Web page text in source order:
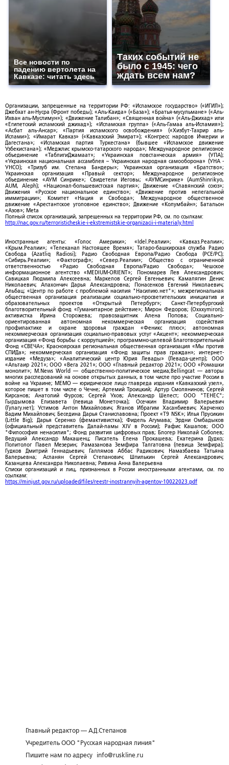
Все новости по
падению вертолета на
Кавказе: читать здесь
Таких событий не
было с 1945: чего
ждать всем нам?
Организации, запрещенные на территории РФ: «Исламское государство» («ИГИЛ»);
Джебхат ан-Нусра (Фронт победы); «Аль-Каида» («База»); «Братья-мусульмане» («Аль-
Ихван аль-Муслимун»); «Движение Талибан»; «Священная война» («Аль-Джихад» или
«Египетский исламский джихад»); «Исламская группа» («Аль-Гамаа аль-Исламия»);
«Асбат аль-Ансар»; «Партия исламского освобождения» («Хизбут-Тахрир аль-
Ислами»); «Имарат Кавказ» («Кавказский Эмират»); «Конгресс народов Ичкерии и
Дагестана»; «Исламская партия Туркестана» (бывшее «Исламское движение
Узбекистана»); «Меджлис крымско-татарского народа»; Международное религиозное
объединение «ТаблигиДжамаат»; «Украинская повстанческая армия» (УПА);
«Украинская национальная ассамблея – Украинская народная самооборона» (УНА -
УНСО); «Тризуб им. Степана Бандеры»; Украинская организация «Братство»;
Украинская организация «Правый сектор»; Международное религиозное
объединение «АУМ Синрике»; Свидетели Иеговы; «АУМСинрике» (AumShinrikyo,
AUM, Aleph); «Национал-большевистская партия»; Движение «Славянский союз»;
Движения «Русское национальное единство»; «Движение против нелегальной
иммиграции»; Комитет «Нация и Свобода»; Международное общественное
движение «Арестантское уголовное единство»; Движение «Колумбайн»; Батальон
«Азов»; Meta
Полный список организаций, запрещенных на территории РФ, см. по ссылкам:
http://nac.gov.ru/terroristicheskie-i-ekstremistskie-organizacii-i-materialy.html
Иностранные агенты: «Голос Америки»; «Idel.Реалии»; «Кавказ.Реалии»;
«Крым.Реалии»; «Телеканал Настоящее Время»; Татаро-башкирская служба Радио
Свобода (Azatliq Radiosi); Радио Свободная Европа/Радио Свобода (PCE/PC);
«Сибирь.Реалии»; «Фактограф»; «Север.Реалии»; Общество с ограниченной
ответственностью «Радио Свободная Европа/Радио Свобода»; Чешское
информационное агентство «MEDIUM-ORIENT»; Пономарев Лев Александрович;
Савицкая Людмила Алексеевна; Маркелов Сергей Евгеньевич; Камалягин Денис
Николаевич; Апахончич Дарья Александровна; Понасенков Евгений Николаевич;
Альбац; «Центр по работе с проблемой насилия "Насилию.нет"»; межрегиональная
общественная организация реализации социально-просветительских инициатив и
образовательных проектов «Открытый Петербург»; Санкт-Петербургский
благотворительный фонд «Гуманитарное действие»; Мирон Федоров; (Oxxxymiron);
активистка Ирина Сторожева; правозащитник Алена Попова; Социально-
ориентированная автономная некоммерческая организация содействия
профилактике и охране здоровья граждан «Феникс плюс»; автономная
некоммерческая организация социально-правовых услуг «Акцент»; некоммерческая
организация «Фонд борьбы с коррупцией»; программно-целевой Благотворительный
Фонд «СВЕЧА»; Красноярская региональная общественная организация «Мы против
СПИДа»; некоммерческая организация «Фонд защиты прав граждан»; интернет-
издание «Медуза»; «Аналитический центр Юрия Левады» (Левада-центр); ООО
«Альтаир 2021»; ООО «Вега 2021»; ООО «Главный редактор 2021»; ООО «Ромашки
монолит»; M.News World — общественно-политическое медиа;Bellingcat — авторы
многих расследований на основе открытых данных, в том числе про участие России в
войне на Украине; МЕМО — юридическое лицо главреда издания «Кавказский узел»,
которое пишет в том числе о Чечне; Артемий Троицкий; Артур Смолянинов; Сергей
Кирсанов; Анатолий Фурсов; Сергей Ухов; Александр Шелест; ООО "ТЕНЕС";
Гырдымова Елизавета (певица Монеточка); Осечкин Владимир Валерьевич
(Гулагу.нет); Устимов Антон Михайлович; Яганов Ибрагим Хасанбиевич; Харченко
Вадим Михайлович; Беседина Дарья Станиславовна; Проект «T9 NSK»; Илья Прусикин
(Little Big); Дарья Серенко (фемактивистка); Фидель Агумава; Эрдни Омбадыков
(официальный представитель Далай-ламы XIV в России); Рафис Кашапов; ООО
"Философия ненасилия"; Фонд развития цифровых прав; Блогер Николай Соболев;
Ведущий Александр Макашенц; Писатель Елена Прокашева; Екатерина Дудко;
Политолог Павел Мезерин; Рамазанова Земфира Талгатовна (певица Земфира);
Гудков Дмитрий Геннадьевич; Галлямов Аббас Радикович; Намазбаева Татьяна
Валерьевна; Асланян Сергей Степанович; Шпилькин Сергей Александрович;
Казанцева Александра Николаевна; Ривина Анна Валерьевна
Списки организаций и лиц, признанных в России иностранными агентами, см. по
ссылкам:
https://minjust.gov.ru/uploaded/files/reestr-inostrannyih-agentov-10022023.pdf
Главный редактор — А.Д.Степанов
Учредитель ООО "Русская народная линия"
Пишите нам по адресу
info@ruskline.ru